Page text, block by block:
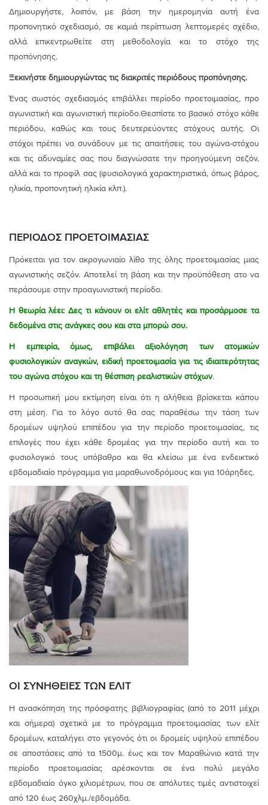
Δημιουργήστε, λοιπόν, με βάση την ημερομηνία αυτή ένα
προπονητικό σχεδιασμό, σε καμιά περίπτωση λεπτομερές σχέδιο,
αλλά επικεντρωθείτε στη μεθοδολογία και το στόχο της
προπόνησης.
Ξεκινήστε δημιουργώντας τις διακριτές περιόδους προπόνησης.
Ένας σωστός σχεδιασμός επιβάλλει περίοδο προετοιμασίας, προ
αγωνιστική και αγωνιστική περίοδο.Θεσπίστε το βασικό στόχο κάθε
περιόδου, καθώς και τους δευτερεύοντες στόχους αυτής. Οι
στόχοι πρέπει να συνάδουν με τις απαιτήσεις του αγώνα-στόχου
και τις αδυναμίες σας που διαγνώσατε την προηγούμενη σεζόν,
αλλά και το προφίλ σας (φυσιολογικά χαρακτηριστικά, όπως βάρος,
ηλικία, προπονητική ηλικία κλπ.).
ΠΕΡΙΟΔΟΣ ΠΡΟΕΤΟΙΜΑΣΙΑΣ
Πρόκειται για τον ακρογωνιαίο λίθο της όλης προετοιμασίας μιας
αγωνιστικής σεζόν. Αποτελεί τη βάση και την προϋπόθεση στο να
περάσουμε στην προαγωνιστική περίοδο.
Η θεωρία λέει: Δες τι κάνουν οι ελίτ αθλητές και προσάρμοσε τα
δεδομένα στις ανάγκες σου και στα μπορώ σου.
Η εμπειρία, όμως, επιβάλει αξιολόγηση των ατομικών
φυσιολογικών αναγκών, ειδική προετοιμασία για τις ιδιαιτερότητας
του αγώνα στόχου και τη θέσπιση ρεαλιστικών στόχων.
Η προσωπική μου εκτίμηση είναι ότι η αλήθεια βρίσκεται κάπου
στη μέση. Για το λόγο αυτό θα σας παραθέσω την τάση των
δρομέων υψηλού επιπέδου για την περίοδο προετοιμασίας, τις
επιλογές που έχει κάθε δρομέας για την περίοδο αυτή και το
φυσιολογικό τους υπόβαθρο και θα κλείσω με ένα ενδεικτικό
εβδομαδιαίο πρόγραμμα για μαραθωνοδρόμους και για 10άρηδες.
ΟΙ ΣΥΝΗΘΕΙΕΣ ΤΩΝ ΕΛΙΤ
Η ανασκόπηση της πρόσφατης βιβλιογραφίας (από το 2011 μέχρι
και σήμερα) σχετικά με το πρόγραμμα προετοιμασίας των ελίτ
δρομέων, καταλήγει στο γεγονός ότι οι δρομείς υψηλού επιπέδου
σε αποστάσεις από τα 1500μ. έως και τον Μαραθώνιο κατά την
περίοδο προετοιμασίας αρέσκονται σε ένα πολύ μεγάλο
εβδομαδιαίο όγκο χιλιομέτρων, που σε απόλυτες τιμές αντιστοιχεί
από 120 έως 260χλμ./εβδομάδα.